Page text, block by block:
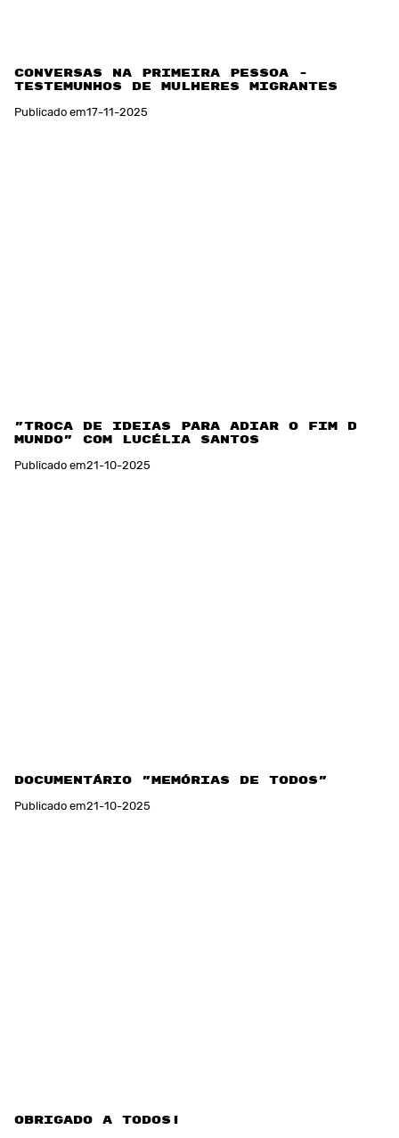
Conversas na Primeira pessoa -
Testemunhos de mulheres migrantes
Publicado em17-11-2025
"Troca de Ideias Para Adiar o Fim do
Mundo" com Lucélia Santos
Publicado em21-10-2025
Documentário "Memórias de TODOS"
Publicado em21-10-2025
Obrigado a TODOS!